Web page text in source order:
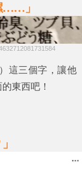
……」
這三個字，讓他
東西吧！